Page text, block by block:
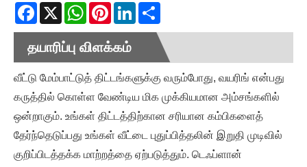
Facebook
X WhatsApp
PinterestLinkedIn
தயாரிப்பு விளக்கம்
வீட்டு மேம்பாட்டுத் திட்டங்களுக்கு வரும்போது, ​​​​வயரிங் என்பது
கருத்தில் கொள்ள வேண்டிய மிக முக்கியமான அம்சங்களில்
ஒன்றாகும். உங்கள் திட்டத்திற்கான சரியான கம்பிகளைத்
தேர்ந்தெடுப்பது உங்கள் வீட்டை புதுப்பித்தலின் இறுதி முடிவில்
குறிப்பிடத்தக்க மாற்றத்தை ஏற்படுத்தும். டெஃப்ளான்